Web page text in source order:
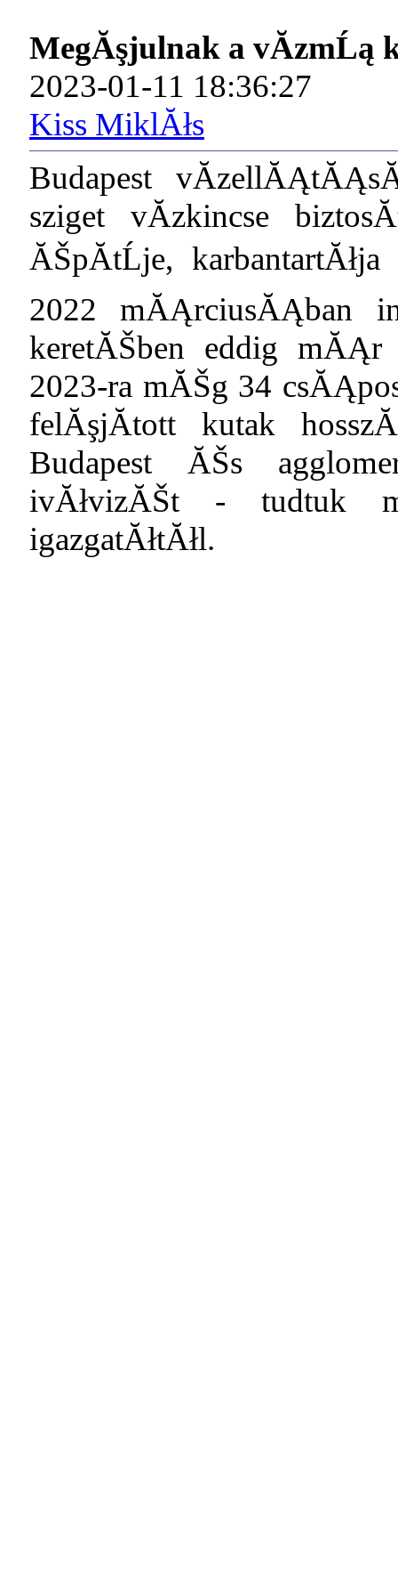
MegĂşjulnak a vĂ­zmĹą
2023-01-11 18:36:27
Kiss MiklĂłs
Budapest
sziget vĂ­zkincse
ĂŠpĂ­tĹje,
2022 mĂĄrciusĂĄban
keretĂŠben eddig
2023-ra mĂŠg 34
felĂşjĂ­tott kutak
Budapest ĂŠs
ivĂłvizĂŠt - tudtuk
igazgatĂłtĂłl.